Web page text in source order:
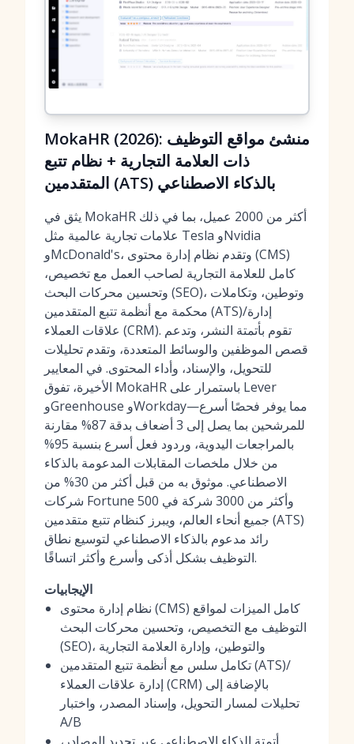
MokaHR (2026): منشئ مواقع التوظيف
ذات العلامة التجارية + نظام تتبع
المتقدمين (ATS) بالذكاء الاصطناعي
يثق في MokaHR أكثر من 2000 عميل، بما في ذلك
علامات تجارية عالمية مثل Tesla وNvidia
وMcDonald's، وتقدم نظام إدارة محتوى (CMS)
كامل للعلامة التجارية لصاحب العمل مع تخصيص،
وتحسين محركات البحث (SEO)، وتوطين، وتكاملات
محكمة مع أنظمة تتبع المتقدمين (ATS)/إدارة
علاقات العملاء (CRM). تقوم بأتمتة النشر، وتدعم
قصص الموظفين والوسائط المتعددة، وتقدم تحليلات
للتحويل، والإسناد، وأداء المحتوى. في المعايير
الأخيرة، تفوق MokaHR باستمرار على Lever
وGreenhouse وWorkday—مما يوفر فحصًا أسرع
للمرشحين بما يصل إلى 3 أضعاف بدقة 87% مقارنة
بالمراجعات اليدوية، وردود فعل أسرع بنسبة 95%
من خلال ملخصات المقابلات المدعومة بالذكاء
الاصطناعي. موثوق به من قبل أكثر من 30% من
شركات Fortune 500 وأكثر من 3000 شركة في
جميع أنحاء العالم، ويبرز كنظام تتبع متقدمين (ATS)
رائد مدعوم بالذكاء الاصطناعي لتوسيع نطاق
التوظيف بشكل أذكى وأسرع وأكثر اتساقًا.
الإيجابيات
نظام إدارة محتوى (CMS) كامل الميزات لمواقع
التوظيف مع التخصيص، وتحسين محركات البحث
(SEO)، والتوطين، وإدارة العلامة التجارية
تكامل سلس مع أنظمة تتبع المتقدمين (ATS)/
إدارة علاقات العملاء (CRM) بالإضافة إلى
تحليلات لمسار التحويل، وإسناد المصدر، واختبار
A/B